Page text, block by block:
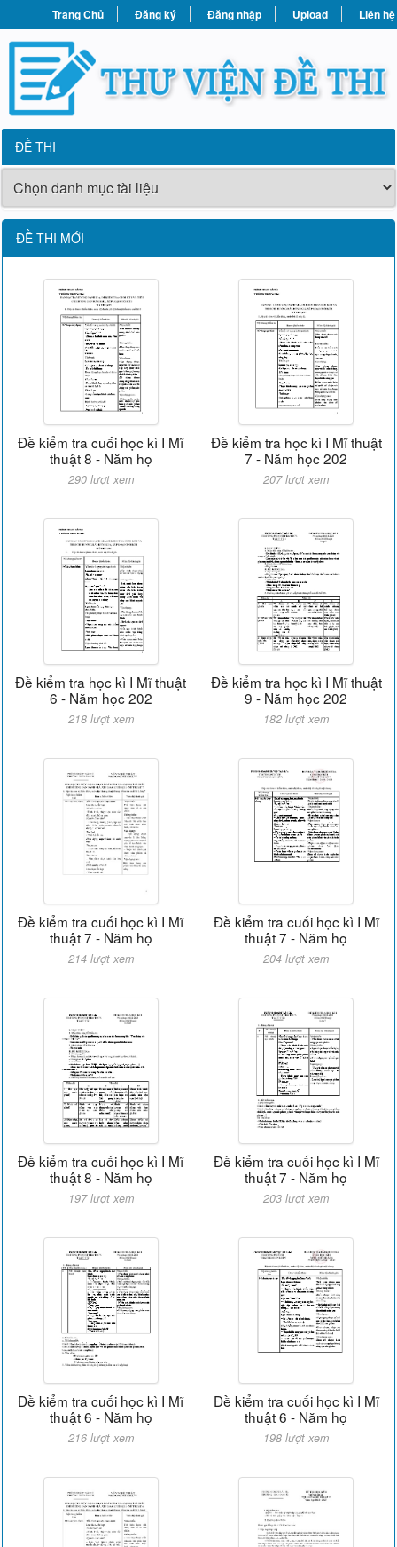
Trang Chủ Đăng ký Đăng nhập Upload Liên hệ
ĐỀ THI
ĐỀ THI MỚI
Đề kiểm tra cuối học kì I Mĩ
thuật 8 - Năm họ
290 lượt xem
Đề kiểm tra học kì I Mĩ thuật
7 - Năm học 202
207 lượt xem
Đề kiểm tra học kì I Mĩ thuật
6 - Năm học 202
218 lượt xem
Đề kiểm tra học kì I Mĩ thuật
9 - Năm học 202
182 lượt xem
Đề kiểm tra cuối học kì I Mĩ
thuật 7 - Năm họ
214 lượt xem
Đề kiểm tra cuối học kì I Mĩ
thuật 7 - Năm họ
204 lượt xem
Đề kiểm tra cuối học kì I Mĩ
thuật 8 - Năm họ
197 lượt xem
Đề kiểm tra cuối học kì I Mĩ
thuật 7 - Năm họ
203 lượt xem
Đề kiểm tra cuối học kì I Mĩ
thuật 6 - Năm họ
216 lượt xem
Đề kiểm tra cuối học kì I Mĩ
thuật 6 - Năm họ
198 lượt xem